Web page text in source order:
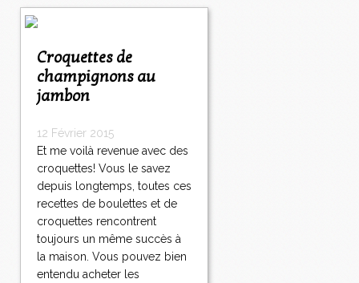
Croquettes de
champignons au
jambon
12 Février 2015
Et me voilà revenue avec des
croquettes! Vous le savez
depuis longtemps, toutes ces
recettes de boulettes et de
croquettes rencontrent
toujours un même succès à
la maison. Vous pouvez bien
entendu acheter les